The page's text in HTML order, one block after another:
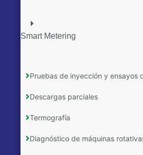
Smart Metering
Pruebas de inyección y ensayos
Descargas parciales
Termografía
Diagnóstico de máquinas